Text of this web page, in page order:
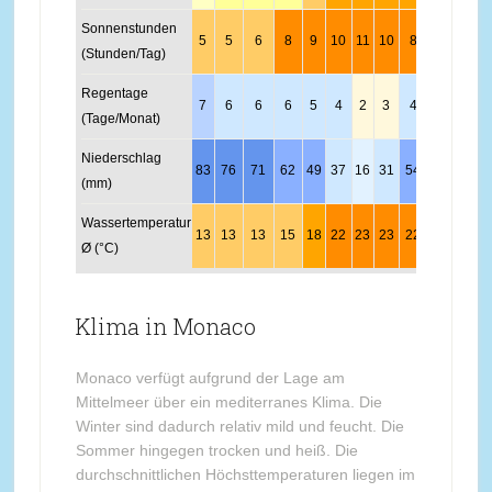
Sonnenstunden
(Stunden/Tag)
5 5 6 8 9 10 11 10 8
Regentage
(Tage/Monat)
7 6 6 6 5 4 2 3 4
Niederschlag
(mm)
83 76 71 62 49 37 16 31 54
Wassertemperatur
Ø (°C)
13 13 13 15 18 22 23 23 22
Klima in Monaco
Monaco verfügt aufgrund der Lage am
Mittelmeer über ein mediterranes Klima. Die
Winter sind dadurch relativ mild und feucht. Die
Sommer hingegen trocken und heiß. Die
durchschnittlichen Höchsttemperaturen liegen im